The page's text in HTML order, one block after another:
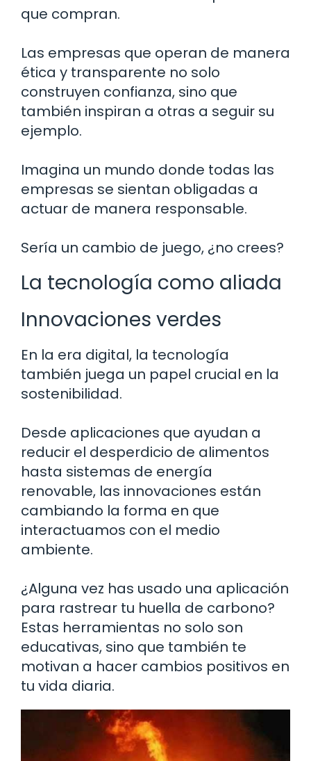
que compran.
Las empresas que operan de manera
ética y transparente no solo
construyen confianza, sino que
también inspiran a otras a seguir su
ejemplo.
Imagina un mundo donde todas las
empresas se sientan obligadas a
actuar de manera responsable.
Sería un cambio de juego, ¿no crees?
La tecnología como aliada
Innovaciones verdes
En la era digital, la tecnología
también juega un papel crucial en la
sostenibilidad.
Desde aplicaciones que ayudan a
reducir el desperdicio de alimentos
hasta sistemas de energía
renovable, las innovaciones están
cambiando la forma en que
interactuamos con el medio
ambiente.
¿Alguna vez has usado una aplicación
para rastrear tu huella de carbono?
Estas herramientas no solo son
educativas, sino que también te
motivan a hacer cambios positivos en
tu vida diaria.